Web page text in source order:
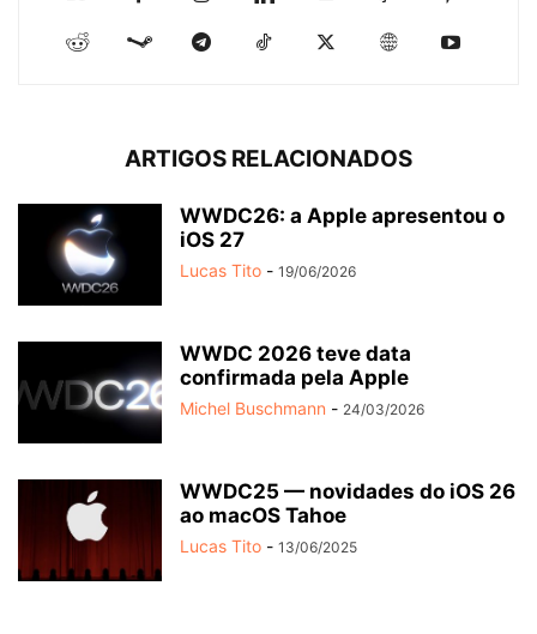
ARTIGOS RELACIONADOS
WWDC26: a Apple apresentou o
iOS 27
Lucas Tito - 19/06/2026
WWDC 2026 teve data
confirmada pela Apple
Michel Buschmann - 24/03/2026
WWDC25 — novidades do iOS 26
ao macOS Tahoe
Lucas Tito - 13/06/2025